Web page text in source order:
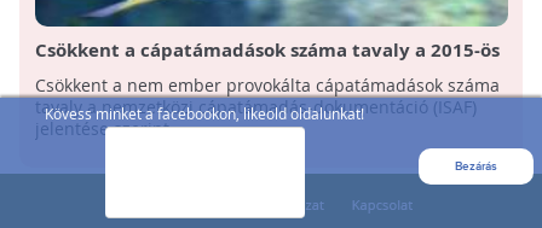
Kövess minket a facebookon, likeold oldalunkat!
Bezárás
Csökkent a cápatámadások száma tavaly a 2015-ös
rekordot követően
Csökkent a nem ember provokálta cápatámadások száma
tavaly a nemzetközi cápatámadás-dokumentáció (ISAF)
jelentése szerint.